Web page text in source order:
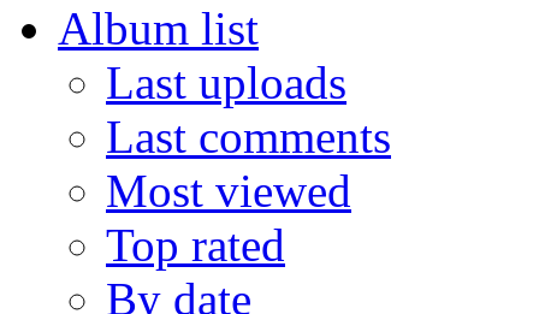
Album list
Last uploads
Last comments
Most viewed
Top rated
By date